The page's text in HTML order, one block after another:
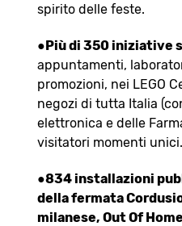
spirito delle feste.
●Più di 350 iniziative
appuntamenti,
promozioni, nei LEGO
negozi di tutta Italia
elettronica e delle
visitatori momenti unici.
●834 installazioni
della fermata
milanese, Out Of